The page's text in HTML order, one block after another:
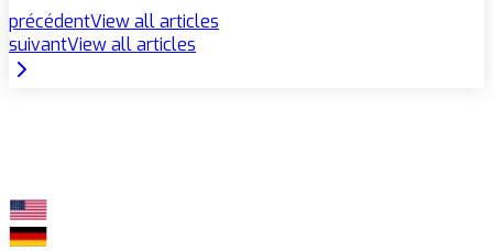
précédentView all articles
suivantView all articles